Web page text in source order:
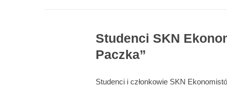
Studenci SKN
Paczka”
Studenci i członkowie SKN